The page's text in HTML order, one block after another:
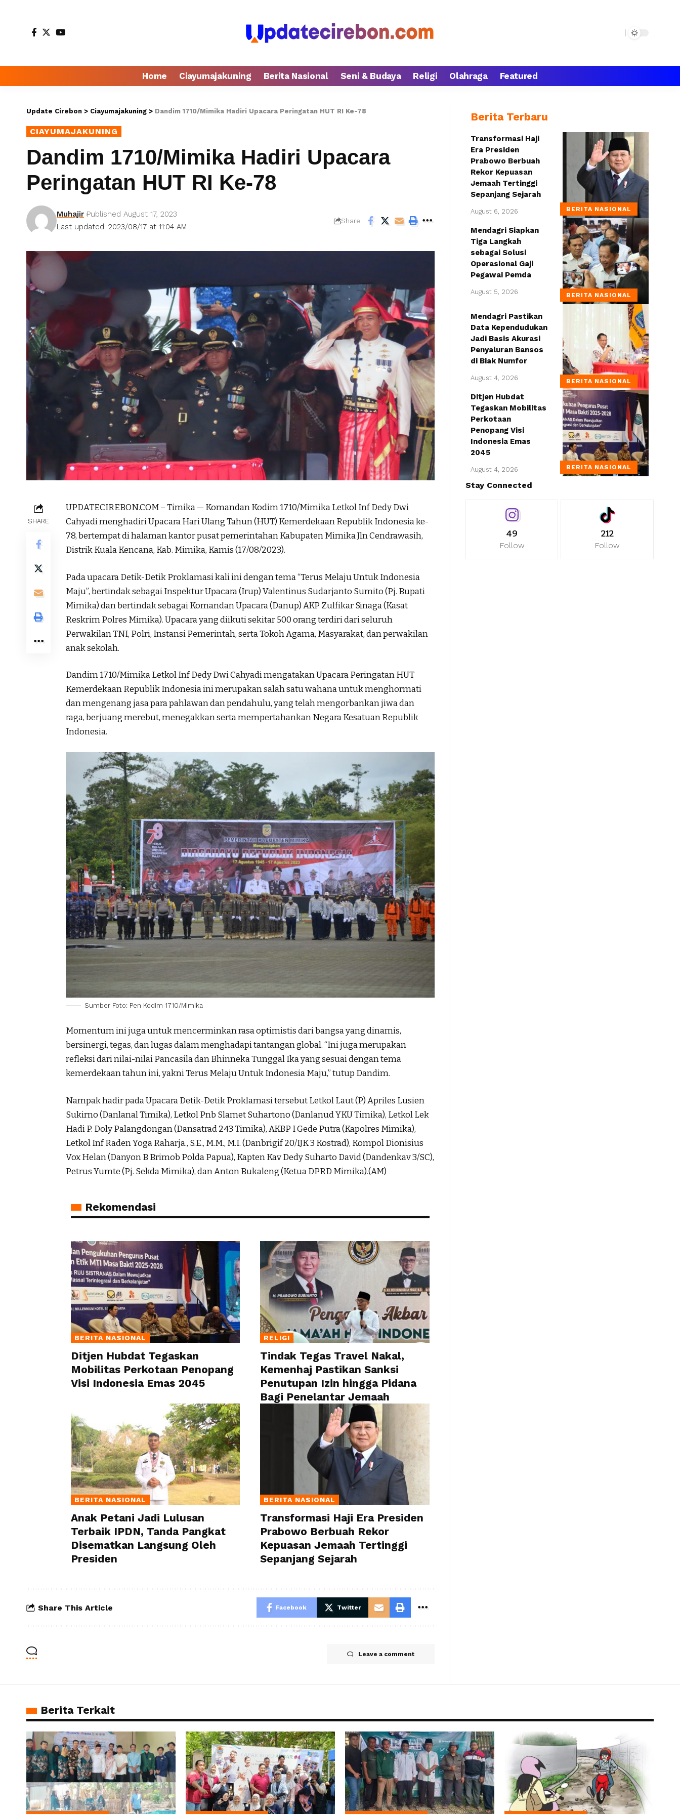
Home Ciayumajakuning Berita Nasional Seni & Budaya Religi Olahraga Featured
Update Cirebon > Ciayumajakuning > Dandim 1710/Mimika Hadiri Upacara Peringatan HUT RI Ke-78
CIAYUMAJAKUNING
Dandim 1710/Mimika Hadiri Upacara
Peringatan HUT RI Ke-78
Last updated: 2023/08/17 at 11:04 AM
Muhajir Published August 17, 2023
Share
SHARE
UPDATECIREBON.COM – Timika — Komandan Kodim 1710/Mimika Letkol Inf Dedy Dwi
Cahyadi menghadiri Upacara Hari Ulang Tahun (HUT) Kemerdekaan Republik Indonesia ke-
78, bertempat di halaman kantor pusat pemerintahan Kabupaten Mimika Jln Cendrawasih,
Distrik Kuala Kencana, Kab. Mimika, Kamis (17/08/2023).
Pada upacara Detik-Detik Proklamasi kali ini dengan tema “Terus Melaju Untuk Indonesia
Maju”, bertindak sebagai Inspektur Upacara (Irup) Valentinus Sudarjanto Sumito (Pj. Bupati
Mimika) dan bertindak sebagai Komandan Upacara (Danup) AKP Zulfikar Sinaga (Kasat
Reskrim Polres Mimika). Upacara yang diikuti sekitar 500 orang terdiri dari seluruh
Perwakilan TNI, Polri, Instansi Pemerintah, serta Tokoh Agama, Masyarakat, dan perwakilan
anak sekolah.
Dandim 1710/Mimika Letkol Inf Dedy Dwi Cahyadi mengatakan Upacara Peringatan HUT
Kemerdekaan Republik Indonesia ini merupakan salah satu wahana untuk menghormati
dan mengenang jasa para pahlawan dan pendahulu, yang telah mengorbankan jiwa dan
raga, berjuang merebut, menegakkan serta mempertahankan Negara Kesatuan Republik
Indonesia.
Sumber Foto: Pen Kodim 1710/Mimika
Momentum ini juga untuk mencerminkan rasa optimistis dari bangsa yang dinamis,
bersinergi, tegas, dan lugas dalam menghadapi tantangan global. “Ini juga merupakan
refleksi dari nilai-nilai Pancasila dan Bhinneka Tunggal Ika yang sesuai dengan tema
kemerdekaan tahun ini, yakni Terus Melaju Untuk Indonesia Maju,” tutup Dandim.
Nampak hadir pada Upacara Detik-Detik Proklamasi tersebut Letkol Laut (P) Apriles Lusien
Sukirno (Danlanal Timika), Letkol Pnb Slamet Suhartono (Danlanud YKU Timika), Letkol Lek
Hadi P. Doly Palangdongan (Dansatrad 243 Timika), AKBP I Gede Putra (Kapolres Mimika),
Letkol Inf Raden Yoga Raharja., S.E., M.M., M.I. (Danbrigif 20/IJK 3 Kostrad), Kompol Dionisius
Vox Helan (Danyon B Brimob Polda Papua), Kapten Kav Dedy Suharto David (Dandenkav 3/SC),
Petrus Yumte (Pj. Sekda Mimika), dan Anton Bukaleng (Ketua DPRD Mimika).(AM)
Rekomendasi
BERITA NASIONAL
Ditjen Hubdat Tegaskan
Mobilitas Perkotaan Penopang
Visi Indonesia Emas 2045
RELIGI
Tindak Tegas Travel Nakal,
Kemenhaj Pastikan Sanksi
Penutupan Izin hingga Pidana
Bagi Penelantar Jemaah
BERITA NASIONAL
Anak Petani Jadi Lulusan
Terbaik IPDN, Tanda Pangkat
Disematkan Langsung Oleh
Presiden
BERITA NASIONAL
Transformasi Haji Era Presiden
Prabowo Berbuah Rekor
Kepuasan Jemaah Tertinggi
Sepanjang Sejarah
Share This Article Facebook Twitter
Leave a comment
Berita Terbaru
BERITA NASIONAL
Transformasi Haji
Era Presiden
Prabowo Berbuah
Rekor Kepuasan
Jemaah Tertinggi
Sepanjang Sejarah
August 6, 2026
BERITA NASIONAL
Mendagri Siapkan
Tiga Langkah
sebagai Solusi
Operasional Gaji
Pegawai Pemda
August 5, 2026
BERITA NASIONAL
Mendagri Pastikan
Data Kependudukan
Jadi Basis Akurasi
Penyaluran Bansos
di Biak Numfor
August 4, 2026
BERITA NASIONAL
Ditjen Hubdat
Tegaskan Mobilitas
Perkotaan
Penopang Visi
Indonesia Emas
2045
August 4, 2026
Stay Connected
49
Follow
212
Follow
Berita Terkait